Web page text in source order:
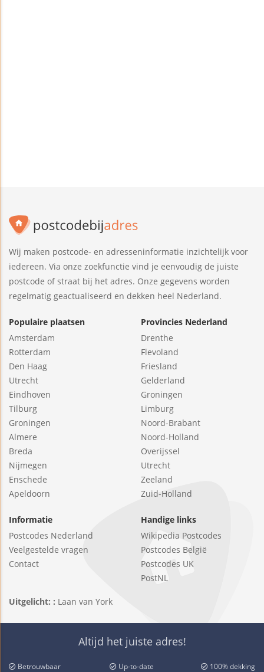
Wij maken postcode- en adresseninformatie inzichtelijk voor
iedereen. Via onze zoekfunctie vind je eenvoudig de juiste
postcode of straat bij het adres. Onze gegevens worden
regelmatig geactualiseerd en dekken heel Nederland.
Populaire plaatsen
Amsterdam
Rotterdam
Den Haag
Utrecht
Eindhoven
Tilburg
Groningen
Almere
Breda
Nijmegen
Enschede
Apeldoorn
Provincies Nederland
Drenthe
Flevoland
Friesland
Gelderland
Groningen
Limburg
Noord-Brabant
Noord-Holland
Overijssel
Utrecht
Zeeland
Zuid-Holland
Informatie
Postcodes Nederland
Veelgestelde vragen
Contact
Handige links
Wikipedia Postcodes
Postcodes België
Postcodes UK
PostNL
Uitgelicht: : Laan van York
Altijd het juiste adres!
Betrouwbaar Up-to-date 100% dekking